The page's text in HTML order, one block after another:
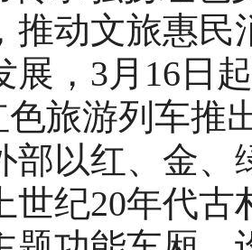
推动文旅惠民
展，3月16日
色旅游列车
部以红、金
世纪20年代